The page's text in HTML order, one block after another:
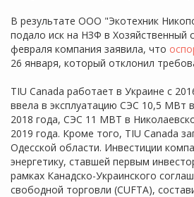
В результате ООО "Экотехник
подало иск на НЗФ в Хозяйственный
февраля компания заявила, что
26 января, который отклонил
TIU Canada работает в Украине с
ввела в эксплуатацию СЭС 10,5 МВт
2018 года, СЭС 11 МВТ в
2019 года. Кроме того, TIU Canada
Одесской области. Инвестиции
энергетику, ставшей первым
рамках Канадско-Украинского
свободной торговли (CUFTA),